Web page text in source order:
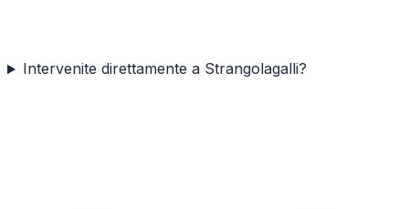
Intervenite direttamente a Strangolagalli?